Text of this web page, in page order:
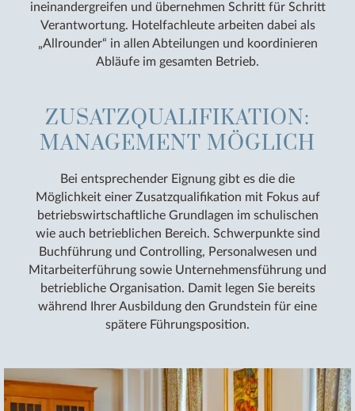
ineinandergreifen und übernehmen Schritt für Schritt
Verantwortung. Hotelfachleute arbeiten dabei als
„Allrounder“ in allen Abteilungen und koordinieren
Abläufe im gesamten Betrieb.
ZUSATZQUALIFIKATION:
MANAGEMENT MÖGLICH
Bei entsprechender Eignung gibt es die die
Möglichkeit einer Zusatzqualifikation mit Fokus auf
betriebswirtschaftliche Grundlagen im schulischen
wie auch betrieblichen Bereich. Schwerpunkte sind
Buchführung und Controlling, Personalwesen und
Mitarbeiterführung sowie Unternehmensführung und
betriebliche Organisation. Damit legen Sie bereits
während Ihrer Ausbildung den Grundstein für eine
spätere Führungsposition.